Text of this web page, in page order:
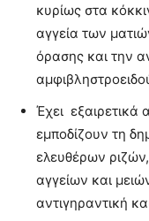
κυρίως στα
αγγεία των
όρασης και την
Έχει εξαιρετικά
εμποδίζουν τη
ελευθέρων
αγγείων και
αντιγηραντική